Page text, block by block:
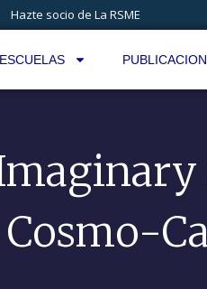
Hazte socio de La RSME
Cosmo-